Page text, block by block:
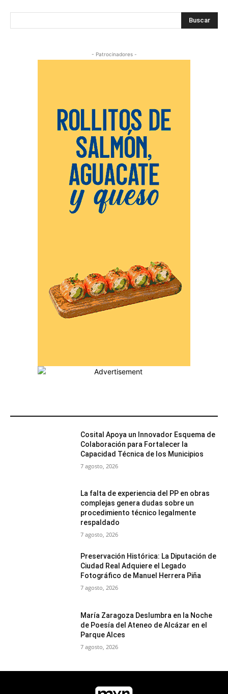
Buscar
- Patrocinadores -
Cosital Apoya un Innovador Esquema de
Colaboración para Fortalecer la
Capacidad Técnica de los Municipios
7 agosto, 2026
La falta de experiencia del PP en obras
complejas genera dudas sobre un
procedimiento técnico legalmente
respaldado
7 agosto, 2026
Preservación Histórica: La Diputación de
Ciudad Real Adquiere el Legado
Fotográfico de Manuel Herrera Piña
7 agosto, 2026
María Zaragoza Deslumbra en la Noche
de Poesía del Ateneo de Alcázar en el
Parque Alces
7 agosto, 2026